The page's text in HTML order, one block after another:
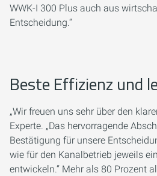
WWK-I 300 Plus auch aus
Entscheidung.“
Beste Effizienz und
„Wir freuen uns sehr über den
Experte. „Das hervorragende
Bestätigung für unsere
wie für den Kanalbetrieb jeweils
entwickeln.“ Mehr als 80 Prozent